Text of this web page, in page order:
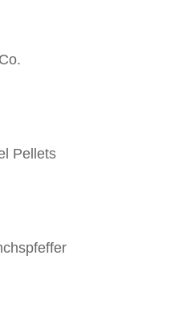
Pellets